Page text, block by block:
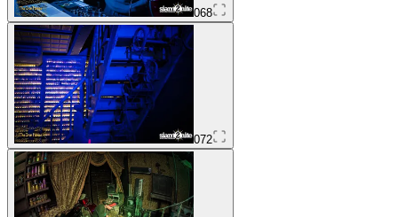
068
072